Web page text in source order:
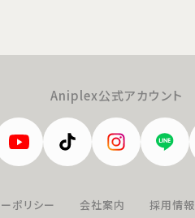
Aniplex公式アカウント
ポリシー 会社案内 採用情報